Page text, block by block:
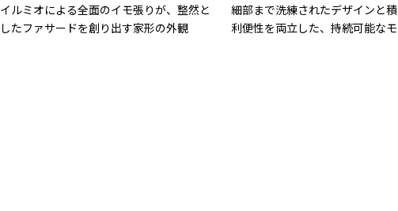
イルミオによる全面のイモ張りが、整然と
したファサードを創り出す家形の外観
細部まで洗練されたデザインと
利便性を両立した、持続可能な